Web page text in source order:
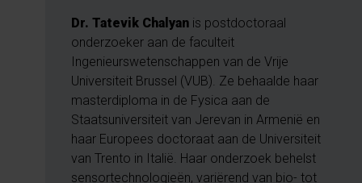
Dr. Tatevik Chalyan is postdoctoraal
onderzoeker aan de faculteit
Ingenieurswetenschappen van de Vrije
Universiteit Brussel (VUB). Ze behaalde haar
masterdiploma in de Fysica aan de
Staatsuniversiteit van Jerevan in Armenië en
haar Europees doctoraat aan de Universiteit
van Trento in Italië. Haar onderzoek behelst
sensortechnologieën, variërend van bio- tot